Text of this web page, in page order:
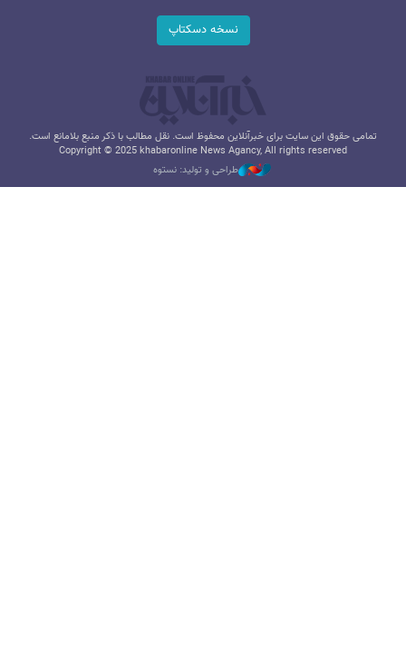
نسخه دسکتاپ
تمامی حقوق این سایت برای خبرآنلاین محفوظ است. نقل مطالب با ذکر منبع بلامانع است.
Copyright © 2025 khabaronline News Agancy, All rights reserved
طراحی و تولید: نستوه